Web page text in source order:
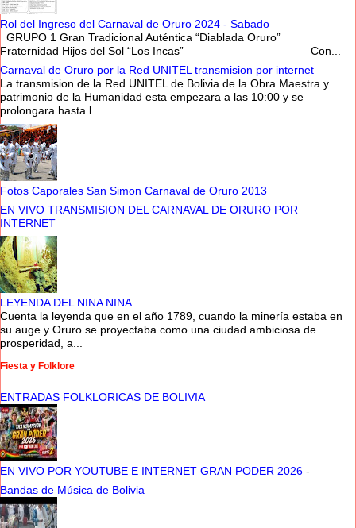
Rol del Ingreso del Carnaval de Oruro 2024 - Sabado
GRUPO 1 Gran Tradicional Auténtica “Diablada Oruro”
Fraternidad Hijos del Sol “Los Incas” Con...
Carnaval de Oruro por la Red UNITEL transmision por internet
La transmision de la Red UNITEL de Bolivia de la Obra Maestra y
patrimonio de la Humanidad esta empezara a las 10:00 y se
prolongara hasta l...
Fotos Caporales San Simon Carnaval de Oruro 2013
EN VIVO TRANSMISION DEL CARNAVAL DE ORURO POR
INTERNET
LEYENDA DEL NINA NINA
Cuenta la leyenda que en el año 1789, cuando la minería estaba en
su auge y Oruro se proyectaba como una ciudad ambiciosa de
prosperidad, a...
Fiesta y Folklore
ENTRADAS FOLKLORICAS DE BOLIVIA
EN VIVO POR YOUTUBE E INTERNET GRAN PODER 2026 -
Bandas de Música de Bolivia